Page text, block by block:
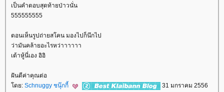
เป็นคำตอบสุดท้ายป่าวนั่น
555555555
ตอนเห็นรูปถ่ายสโคน มองไปก็นึกไป
ว่ามันคล้ายอะไรหว่าาาาาา
เต้าหู้นี่เอง อิอิ
ฝันดีค่าคุณต่อ
ดย: Schnuggy ชนุ๊กกี้
31 มกราคม 2556